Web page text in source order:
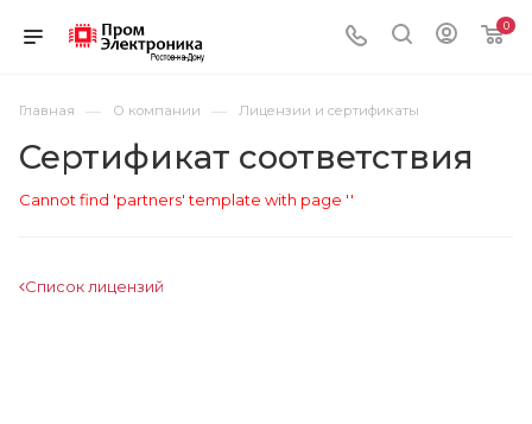
0
Главная — О компании — Лицензии и сертификаты
Сертификат соответствия
Cannot find 'partners' template with page ''
Список лицензий